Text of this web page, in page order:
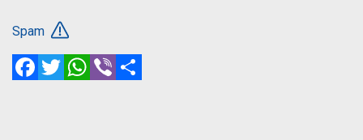
Spam
FacebookTwitterWhatsApp
Viber